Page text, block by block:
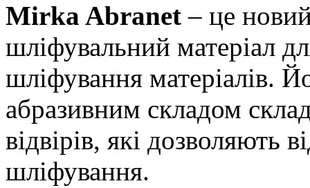
Mirka Abranet – це
шліфувальний матеріал
шліфування матеріалів.
абразивним складом
відвірів, які дозволяють
шліфування.